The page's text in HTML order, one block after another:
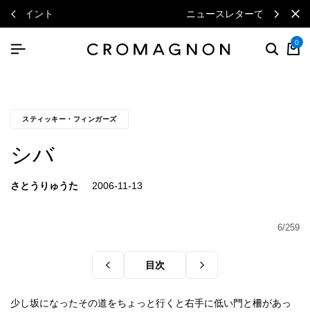
ニュースレターで毎月500円クーポン
0
スティッキー・フィンガーズ
シバ
さとうりゅうた
6/259
目次
少し坂になったその道をちょっと行くと右手に低い門と柵があっ